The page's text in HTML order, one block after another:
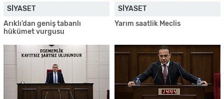
SIYASET
Arıklı’dan geniş tabanlı
hükümet vurgusu
SIYASET
Yarım saatlik Meclis